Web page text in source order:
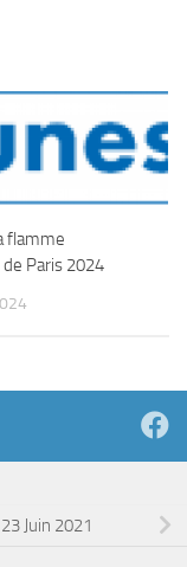
flamme
Paris 2024
Juin 2021